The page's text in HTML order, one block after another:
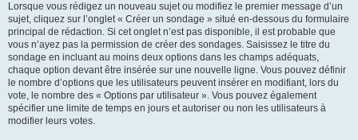
Lorsque vous rédigez un nouveau sujet ou modifiez le premier message d’un
sujet, cliquez sur l’onglet « Créer un sondage » situé en-dessous du formulaire
principal de rédaction. Si cet onglet n’est pas disponible, il est probable que
vous n’ayez pas la permission de créer des sondages. Saisissez le titre du
sondage en incluant au moins deux options dans les champs adéquats,
chaque option devant être insérée sur une nouvelle ligne. Vous pouvez définir
le nombre d’options que les utilisateurs peuvent insérer en modifiant, lors du
vote, le nombre des « Options par utilisateur ». Vous pouvez également
spécifier une limite de temps en jours et autoriser ou non les utilisateurs à
modifier leurs votes.